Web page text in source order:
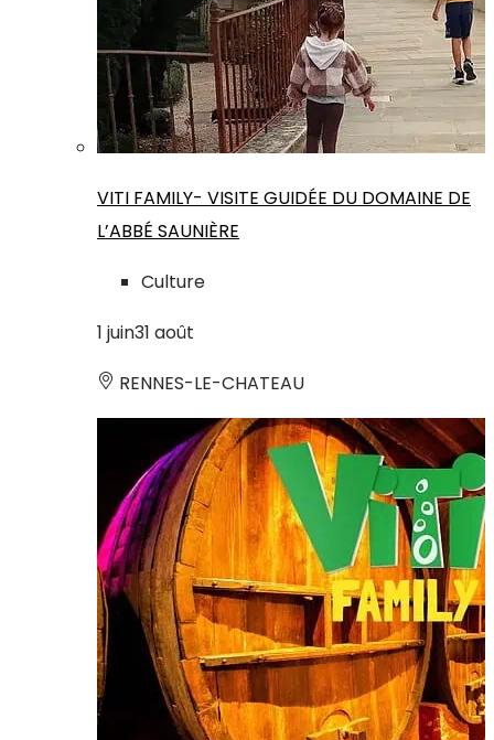
VITI FAMILY- VISITE GUIDÉE DU DOMAINE DE
L’ABBÉ SAUNIÈRE
Culture
1 juin31 août
RENNES-LE-CHATEAU